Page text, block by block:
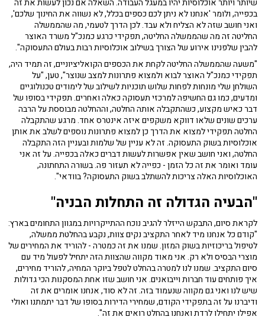
שיותר ויותר אוכלוסיות יהיו במעגל העבודה. השאלה אם נכון לעשות את זה
בכפייה, ולומר 'אנחנו לא ניתן לכם כספים בכלל, לא נשווה את החינוך שלכם',
ואני חושב שזה לא הצליח ולא עבד. לכן הדרך לטעמי, מה שהממשלה
החליטה זה מה שהממשלה החליטה, תפקידי כרגע כמנכ"ל משרד האוצר
להבין שלפנינו אירוע של הצורך בשילוב אוכלוסיות רבות בעולם התעסוקה".
"משעה שהממשלה החליטה לקחת את הכספים הקואליציוניים, זה תמיד היה,
תפקידי כמנכ"ל האוצר לבוא ולמצוא פתרונות למצב שנוצר", טען, "על
השולחן שלי מונחות לפחות שלוש תוכניות לשילוב של לימודים טכנולוגיים
ומדעים, כמו גם החשיפה למרכזי תעסוקה כאלה ואחרים. תפקידי בסופו של
דבר כאיש מקצוע, כשהתקבלה אותה החלטה, וההחלטה מבוססת על הרבה
ערכים שונים שלאו דווקא משקפים איזה אינטרס אחד. מרגע שהתקבלה
החלטה תפקידי למצוא את הדרך כן למצוא פתרונות נוספים לשלב את אותן
אוכלוסיות בשוק התעסוקה. זה לא עניין של שלמות ובעניין הזה התקבלה
החלטה, ואני חושב שאין אפשרות לעשות דברים כאלה בכפייה. על זה אני
עומד ואומר את זה כל הזמן - כפייה לא תעזור פה. בשורה התחתונה,
האוכלוסיות האלה צריכות להשתלב בשוק התעסוקה? בוודאי".
"הבעיה הגדולה זה התחלות הבניה"
לקראת סיום, התבקש הייזלר להגיב נוכח ההתייקרויות במגוון התחומים בארץ:
"קודם כל אנחנו מיד לאחר התקציב נקים צוות, נקבע בהחלטת ממשלה,
לטיפול בריכוזיות בשוק המזון. שמנו את זה כמטרה - להוריד את המחירים של
מוצרי הבסיס ולא רק. אני מאוד מקווה שהצוות הזה יתחיל לפעול מיד עם
סיום התקציב. שמנו לנו למטרה בהחלט לטפל ביוקר המחיה, להוריד מחירים,
איך פותחים עוד חברות וייבואנים. אני חושב שזו אחת המסקנות הכי גדולות
שיש לנו ואני גם מקווה שנעמוד בזה. זה לא סוד, אנחנו אומרים את זה
ודיברנו על זה בתפקידי הקודם, שמחירי הדירות בסופו של דבר יתמתנו ואולי
אפילו יתחילו לרדת ואנחנו בהחלט רואים את זה".